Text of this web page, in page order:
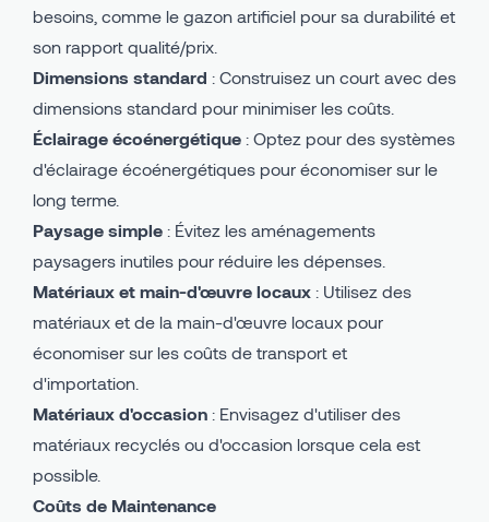
besoins, comme le gazon artificiel pour sa durabilité et
son rapport qualité/prix.
Dimensions standard : Construisez un court avec des
dimensions standard pour minimiser les coûts.
Éclairage écoénergétique : Optez pour des systèmes
d'éclairage écoénergétiques pour économiser sur le
long terme.
Paysage simple : Évitez les aménagements
paysagers inutiles pour réduire les dépenses.
Matériaux et main-d'œuvre locaux : Utilisez des
matériaux et de la main-d'œuvre locaux pour
économiser sur les coûts de transport et
d'importation.
Matériaux d'occasion : Envisagez d'utiliser des
matériaux recyclés ou d'occasion lorsque cela est
possible.
Coûts de Maintenance